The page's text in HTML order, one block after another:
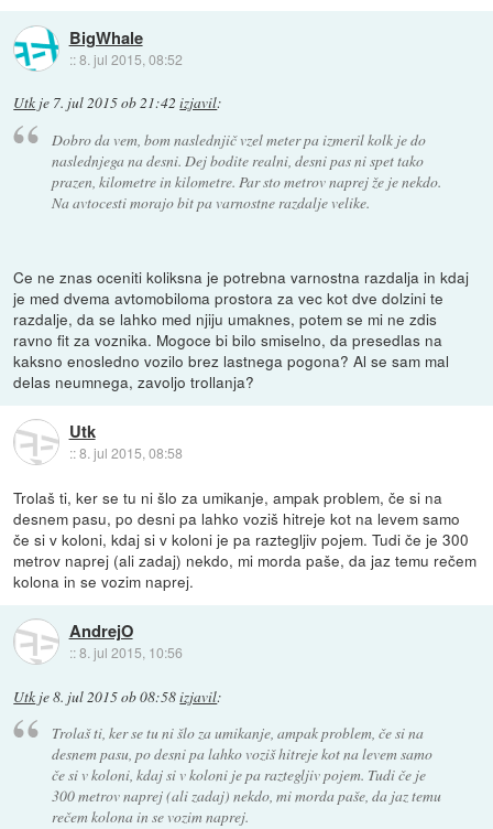
BigWhale
::8. jul 2015, 08:52
Utk je 7. jul 2015 ob 21:42 izjavil:
Dobro da vem, bom naslednjič vzel meter pa izmeril kolk je do
naslednjega na desni. Dej bodite realni, desni pas ni spet tako
prazen, kilometre in kilometre. Par sto metrov naprej že je nekdo.
Na avtocesti morajo bit pa varnostne razdalje velike.
Ce ne znas oceniti koliksna je potrebna varnostna razdalja in kdaj
je med dvema avtomobiloma prostora za vec kot dve dolzini te
razdalje, da se lahko med njiju umaknes, potem se mi ne zdis
ravno fit za voznika. Mogoce bi bilo smiselno, da presedlas na
kaksno enosledno vozilo brez lastnega pogona? Al se sam mal
delas neumnega, zavoljo trollanja?
Utk
::8. jul 2015, 08:58
Trolaš ti, ker se tu ni šlo za umikanje, ampak problem, če si na
desnem pasu, po desni pa lahko voziš hitreje kot na levem samo
če si v koloni, kdaj si v koloni je pa raztegljiv pojem. Tudi če je 300
metrov naprej (ali zadaj) nekdo, mi morda paše, da jaz temu rečem
kolona in se vozim naprej.
AndrejO
::8. jul 2015, 10:56
Utk je8. jul 2015 ob 08:58izjavil:
Trolaš ti, ker se tu ni šlo za umikanje, ampak problem, če si na
desnem pasu, po desni pa lahko voziš hitreje kot na levem samo
če si v koloni, kdaj si v koloni je pa raztegljiv pojem. Tudi če je
300 metrov naprej (ali zadaj) nekdo, mi morda paše, da jaz temu
rečem kolona in se vozim naprej.